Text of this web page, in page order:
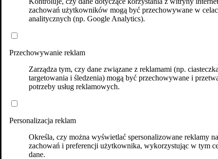
zachowań użytkowników mogą być przechowywane w
analitycznych (np. Google Analytics).
Przechowywanie reklam
Zarządza tym, czy dane związane z reklamami (np.
targetowania i śledzenia) mogą być przechowywane i
potrzeby usług reklamowych.
Personalizacja reklam
Określa, czy można wyświetlać spersonalizowane reklamy
zachowań i preferencji użytkownika, wykorzystując w tym
dane.